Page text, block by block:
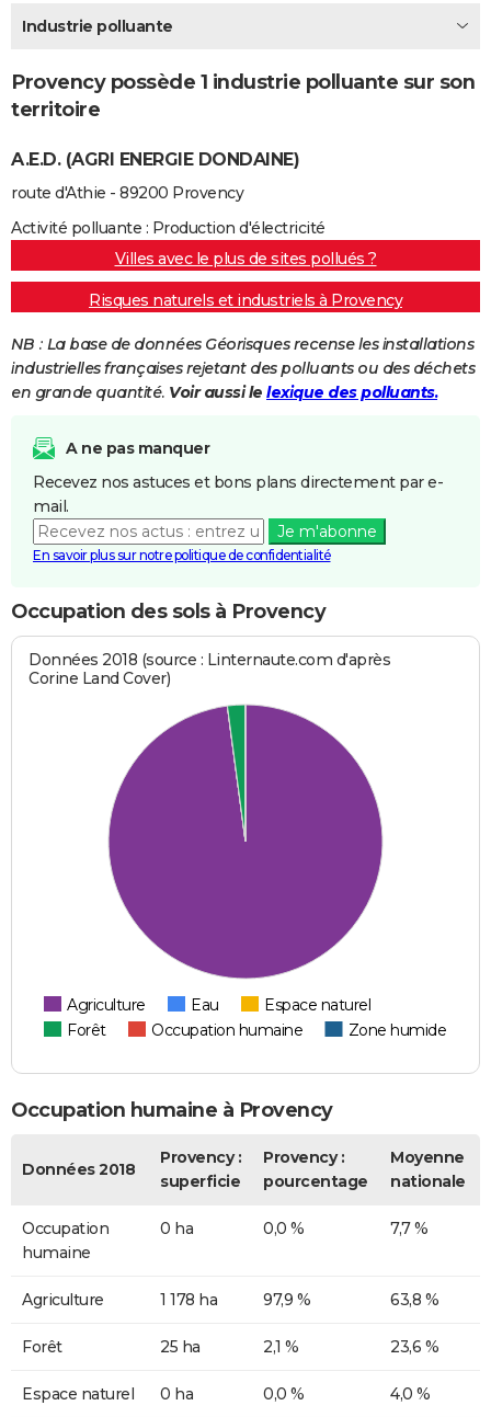
Destinations
City break
Voyage nature
Voyage de noces
Forum
Climat
+PHOTO
GUIDES D'ACHAT
BONS PLANS
CARTE DE VOEUX
Carte de Noël
Carte Bonne année
Carte Saint-Valentin
Carte Pâques
Carte d'anniversaire
DICTIONNAIRE
Dictionnaire
Biographies
Citations
Expressions
Proverbes
PROGRAMME TV
COPAINS D'AVANT
AVIS DE DÉCÈS
Industrie polluante
Provency possède 1 industrie polluante sur son
territoire
A.E.D. (AGRI ENERGIE DONDAINE)
route d'Athie - 89200 Provency
Activité polluante : Production d'électricité
Villes avec le plus de sites pollués ?
Risques naturels et industriels à Provency
NB : La base de données Géorisques recense les installations
industrielles françaises rejetant des polluants ou des déchets
en grande quantité. Voir aussi le lexique des polluants.
A ne pas manquer
Recevez nos astuces et bons plans directement par e-
mail.
Je m'abonne
En savoir plus sur notre politique de confidentialité
Occupation des sols à Provency
Données 2018 (source : Linternaute.com d'après
Corine Land Cover)
Agriculture Eau
Espace naturel
Forêt
Occupation humaine Zone humide
Occupation humaine à Provency
Données 2018
Provency :
superficie
Provency :
pourcentage
Moyenne
nationale
Occupation
humaine
0 ha 0,0 % 7,7 %
Agriculture 1 178 ha 97,9 % 63,8 %
Forêt 25 ha 2,1 % 23,6 %
Espace naturel 0 ha 0,0 % 4,0 %